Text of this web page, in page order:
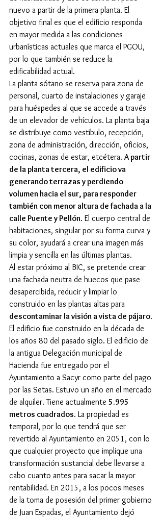
nuevo a partir de la primera planta. El
objetivo final es que el edificio responda
en mayor medida a las condiciones
urbanísticas actuales que marca el PGOU,
por lo que también se reduce la
edificabilidad actual.
La planta sótano se reserva para zona de
personal, cuarto de instalaciones y garaje
para huéspedes al que se accede a través
de un elevador de vehículos. La planta baja
se distribuye como vestíbulo, recepción,
zona de administración, dirección, oficios,
cocinas, zonas de estar, etcétera. A partir
de la planta tercera, el edificio va
generando terrazas y perdiendo
volumen hacia el sur, para responder
también con menor altura de fachada a la
calle Puente y Pellón. El cuerpo central de
habitaciones, singular por su forma curva y
su color, ayudará a crear una imagen más
limpia y sencilla en las últimas plantas.
Al estar próximo al BIC, se pretende crear
una fachada neutra de huecos que pase
desapercibida, reducir y limpiar lo
construido en las plantas altas para
descontaminar la visión a vista de pájaro.
El edificio fue construido en la década de
los años 80 del pasado siglo. El edificio de
la antigua Delegación municipal de
Hacienda fue entregado por el
Ayuntamiento a Sacyr como parte del pago
por las Setas. Estuvo un año en el mercado
de alquiler. Tiene actualmente 5.995
metros cuadrados. La propiedad es
temporal, por lo que tendrá que ser
revertido al Ayuntamiento en 2051, con lo
que cualquier proyecto que implique una
transformación sustancial debe llevarse a
cabo cuanto antes para sacar la mayor
rentabilidad. En 2015, a los pocos meses
de la toma de posesión del primer gobierno
de Juan Espadas, el Ayuntamiento dejó